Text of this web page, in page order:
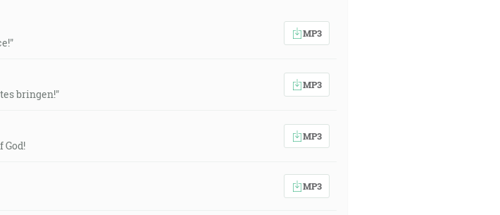
človeku bláznovi, ktorý vystavil svoj dom na piesku. [Mt
rozumnému človekovi, ktorý postavil svoj dom na skale.
tej skale zbudujem svoju cirkev, a nepremôžu jej ani brány ríše
MP3
bringen!"
MP3
God!
MP3
MP3